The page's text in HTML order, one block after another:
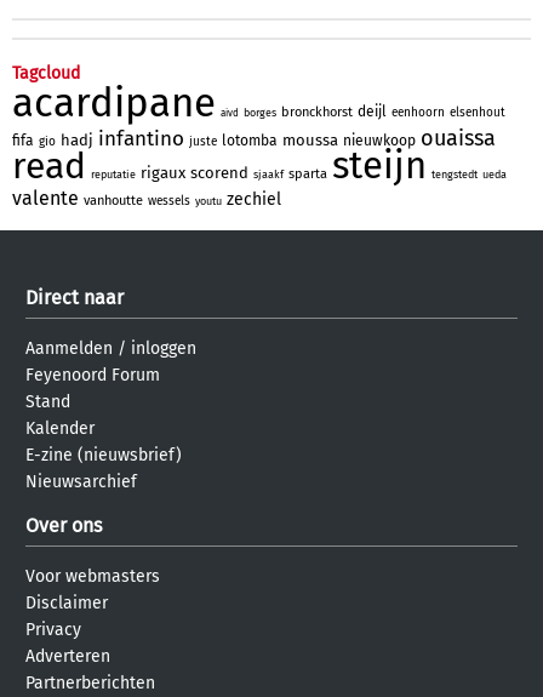
Tagcloud
acardipane aivd borges bronckhorst deijl eenhoorn elsenhout
fifa gio hadj infantino juste lotomba moussa nieuwkoop ouaissa
read reputatie rigaux scorend sjaakf sparta steijn tengstedt ueda
valente vanhoutte wessels youtu zechiel
Direct naar
Aanmelden / inloggen
Feyenoord Forum
Stand
Kalender
E-zine (nieuwsbrief)
Nieuwsarchief
Over ons
Voor webmasters
Disclaimer
Privacy
Adverteren
Partnerberichten